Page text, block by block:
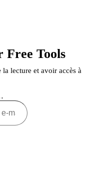
Free Tools
lecture et avoir accès à